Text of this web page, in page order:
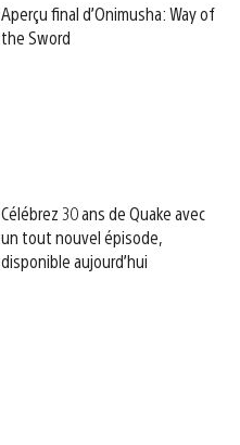
Aperçu final d’Onimusha: Way of
the Sword
Célébrez 30 ans de Quake avec
un tout nouvel épisode,
disponible aujourd’hui